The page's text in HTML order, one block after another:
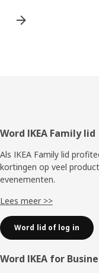
Voettekst
Word IKEA Family lid
Als IKEA Family lid
kortingen op veel
evenementen.
Lees meer >>
Word lid of log in
Word IKEA for